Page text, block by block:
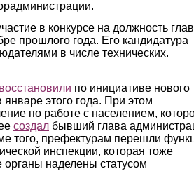
в конкурсе на должность
прошлого года. Его кандидатура
в числе технических.
восстановили по инициативе нового
этого года. При этом
по работе с населением,
создал бывший глава
того, префектурам перешли
инспекции, которая тоже
наделены статусом